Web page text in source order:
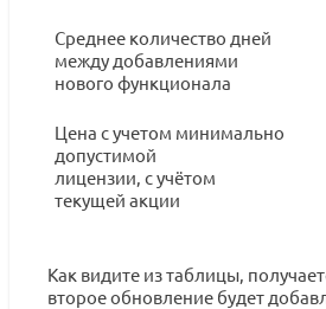
Среднее количество дней
между добавлениями
нового функционала
Цена с учетом минимально
допустимой
лицензии, с учётом
текущей акции
Как видите из таблицы,
второе обновление будет